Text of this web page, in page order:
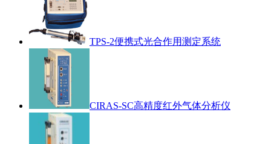
TPS-2便携式光合作用测定系统
CIRAS-SC高精度红外气体分析仪